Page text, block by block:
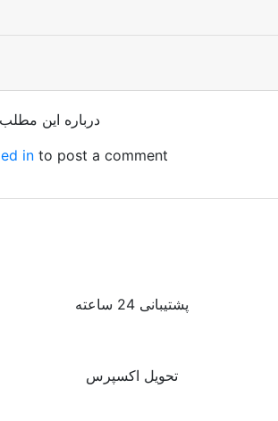
درباره این
in to post a comment.
پشتیبانی 24 ساعته
تحویل اکسپرس